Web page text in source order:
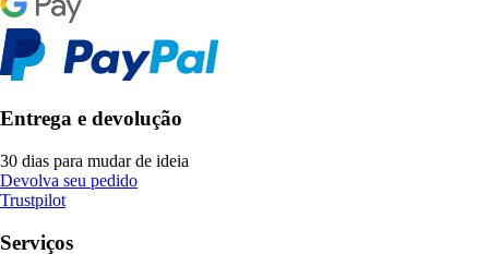
Entrega e devolução
30 dias para mudar de ideia
Devolva seu pedido
Trustpilot
Serviços